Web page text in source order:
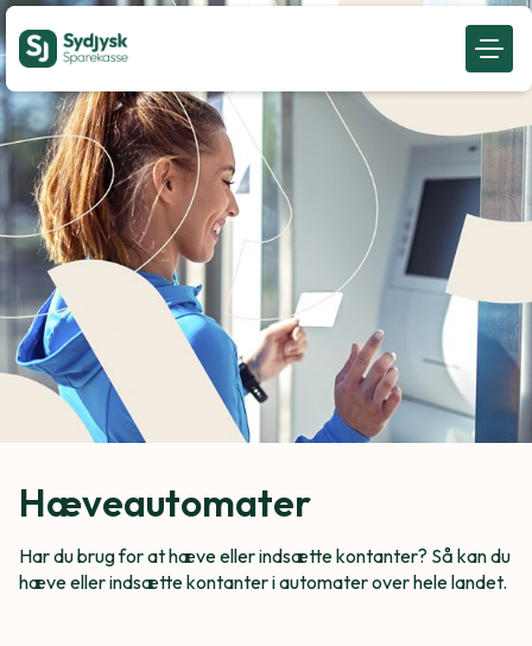
Hæveautomater
Har du brug for at hæve eller indsætte kontanter? Så kan du
hæve eller indsætte kontanter i automater over hele landet.